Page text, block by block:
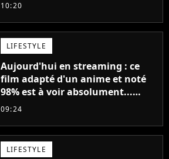
10:20
LIFESTYLE
Aujourd'hui en streaming : ce
film adapté d'un anime et noté
98% est à voir absolument...
sinon vous ne comprendrez plus
09:24
LIFESTYLE